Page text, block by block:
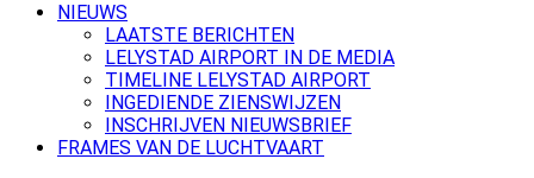
NIEUWS
LAATSTE BERICHTEN
LELYSTAD AIRPORT IN DE MEDIA
TIMELINE LELYSTAD AIRPORT
INGEDIENDE ZIENSWIJZEN
INSCHRIJVEN NIEUWSBRIEF
FRAMES VAN DE LUCHTVAART